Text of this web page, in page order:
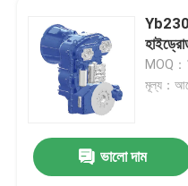
Yb230
MOQ
মূল্য：
ভালো দাম